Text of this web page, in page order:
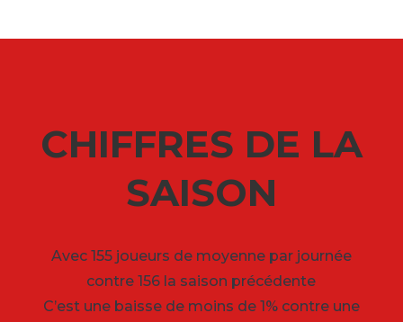
CHIFFRES DE LA
SAISON
Avec 155 joueurs de moyenne par journée
contre 156 la saison précédente
C’est une baisse de moins de 1% contre une